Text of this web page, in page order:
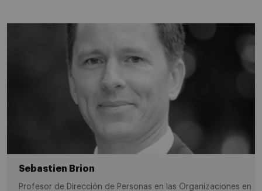
Sebastien Brion
Profesor de Dirección de Personas en las Organizaciones en